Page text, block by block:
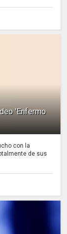
'Enfermo
con la
de sus